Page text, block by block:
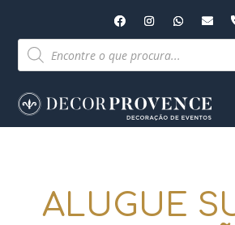
Pesquisar
produtos
ALUGUE